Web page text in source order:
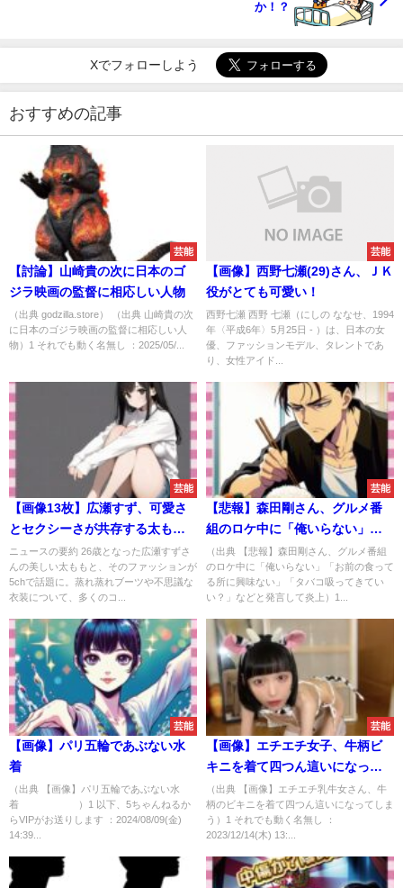
か！？
Xでフォローしよう
おすすめの記事
芸能
【討論】山崎貴の次に日本のゴ
ジラ映画の監督に相応しい人物
（出典 godzilla.store） （出典 山崎貴の次
に日本のゴジラ映画の監督に相応しい人
物）1 それでも動く名無し ：2025/05/...
芸能
【画像】西野七瀬(29)さん、ＪＫ
役がとても可愛い！
西野七瀬 西野 七瀬（にしの ななせ、1994
年〈平成6年〉5月25日 - ）は、日本の女
優、ファッションモデル、タレントであ
り、女性アイド...
芸能
【画像13枚】広瀬すず、可愛さ
とセクシーさが共存する太もも
公開
ニュースの要約 26歳となった広瀬すずさ
んの美しい太ももと、そのファッションが
5chで話題に。蒸れ蒸れブーツや不思議な
衣装について、多くのコ...
芸能
【悲報】森田剛さん、グルメ番
組のロケ中に「俺いらない」
「お前の食ってる所に興味な
い」「タバコ吸ってきてい
い？」などと発言して炎上
（出典 【悲報】森田剛さん、グルメ番組
のロケ中に「俺いらない」「お前の食って
る所に興味ない」「タバコ吸ってきてい
い？」などと発言して炎上）1...
芸能
【画像】パリ五輪であぶない水
着
（出典 【画像】パリ五輪であぶない水
着 ）1 以下、5ちゃんねるか
らVIPがお送りします ：2024/08/09(金)
14:39...
芸能
【画像】エチエチ女子、牛柄ビ
キニを着て四つん這いになって
しまう
（出典 【画像】エチエチ乳牛女さん、牛
柄のビキニを着て四つん這いになってしま
う）1 それでも動く名無し ：
2023/12/14(木) 13:...